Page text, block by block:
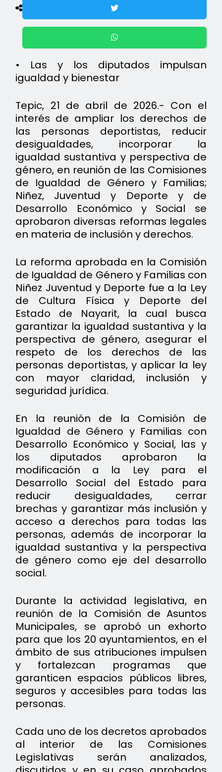
• Las y los diputados impulsan
igualdad y bienestar
Tepic, 21 de abril de 2026.- Con el
interés de ampliar los derechos de
las personas deportistas, reducir
desigualdades, incorporar la
igualdad sustantiva y perspectiva de
género, en reunión de las Comisiones
de Igualdad de Género y Familias;
Niñez, Juventud y Deporte y de
Desarrollo Económico y Social se
aprobaron diversas reformas legales
en materia de inclusión y derechos.
La reforma aprobada en la Comisión
de Igualdad de Género y Familias con
Niñez Juventud y Deporte fue a la Ley
de Cultura Física y Deporte del
Estado de Nayarit, la cual busca
garantizar la igualdad sustantiva y la
perspectiva de género, asegurar el
respeto de los derechos de las
personas deportistas, y aplicar la ley
con mayor claridad, inclusión y
seguridad jurídica.
En la reunión de la Comisión de
Igualdad de Género y Familias con
Desarrollo Económico y Social, las y
los diputados aprobaron la
modificación a la Ley para el
Desarrollo Social del Estado para
reducir desigualdades, cerrar
brechas y garantizar más inclusión y
acceso a derechos para todas las
personas, además de incorporar la
igualdad sustantiva y la perspectiva
de género como eje del desarrollo
social.
Durante la actividad legislativa, en
reunión de la Comisión de Asuntos
Municipales, se aprobó un exhorto
para que los 20 ayuntamientos, en el
ámbito de sus atribuciones impulsen
y fortalezcan programas que
garanticen espacios públicos libres,
seguros y accesibles para todas las
personas.
Cada uno de los decretos aprobados
al interior de las Comisiones
Legislativas serán analizados,